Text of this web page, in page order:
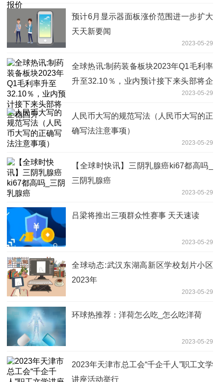
预计6月显示器面板涨价范围进一步扩大
天天新要闻
2023-05-29
全球热讯:制药装备板块2023年Q1毛利率
升至32.10％，业内预计接下来头部将企
2023-05-29
人民币大写的规范写法（人民币大写的正
确写法注意事项）
2023-05-29
【全球时快讯】三阴乳腺癌ki67都高吗_
三阴乳腺癌
2023-05-29
吕梁将推出三项群众性赛事 天天速读
2023-05-29
全球动态:武汉东湖高新区学校划片小区
2023年
2023-05-29
环球热推荐：洋荷怎么吃_怎么吃洋荷
2023-05-29
2023年天津市总工会“千企千人”职工文学
讲座活动举行